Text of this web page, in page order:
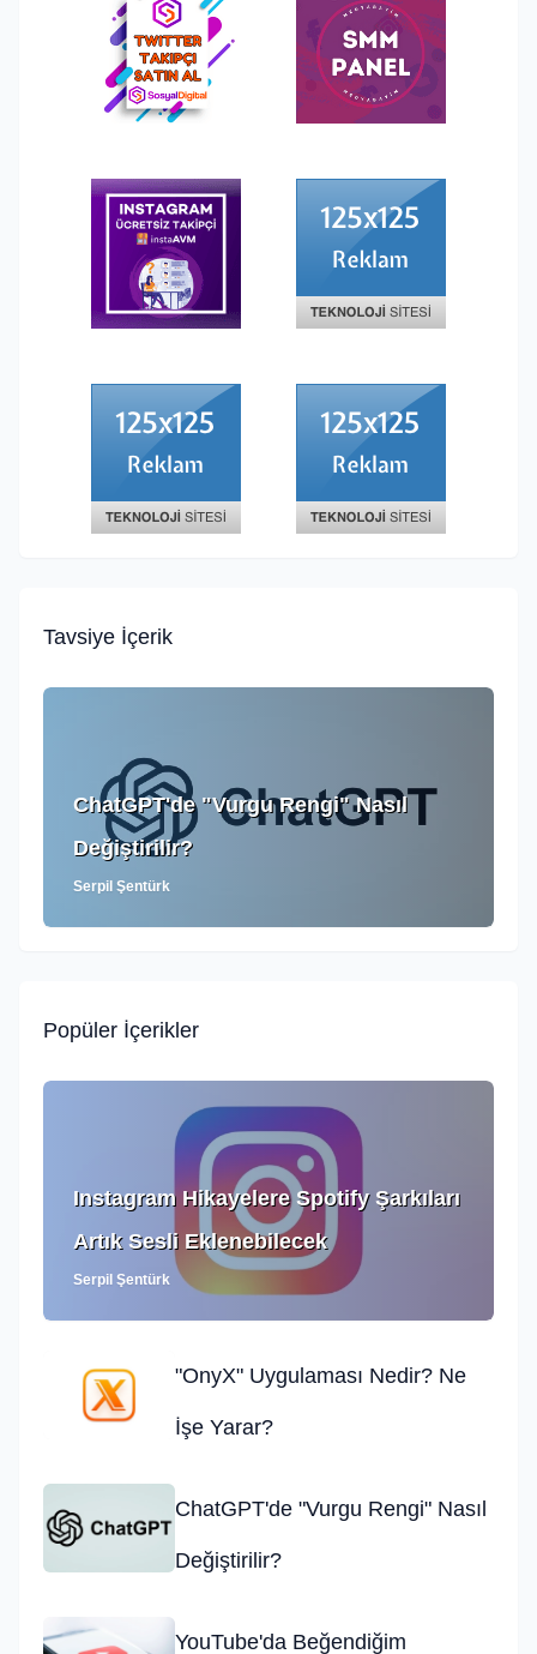
Tavsiye İçerik
ChatGPT'de "Vurgu Rengi" Nasıl
Değiştirilir?
Serpil Şentürk
Popüler İçerikler
Instagram Hikayelere Spotify Şarkıları
Artık Sesli Eklenebilecek
Serpil Şentürk
"OnyX" Uygulaması Nedir? Ne
İşe Yarar?
ChatGPT'de "Vurgu Rengi" Nasıl
Değiştirilir?
YouTube'da Beğendiğim